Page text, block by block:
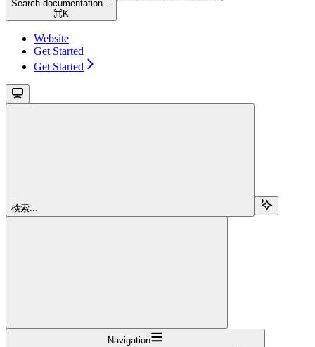
Search documentation...
⌘K
Website
Get Started
Get Started
検索...
Navigation